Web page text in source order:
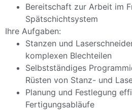
Bereitschaft zur Arbeit im
Spätschichtsystem
Ihre Aufgaben:
Stanzen und
komplexen Blechteilen
Selbstständiges
Rüsten von Stanz- und
Planung und Festlegung
Fertigungsabläufe